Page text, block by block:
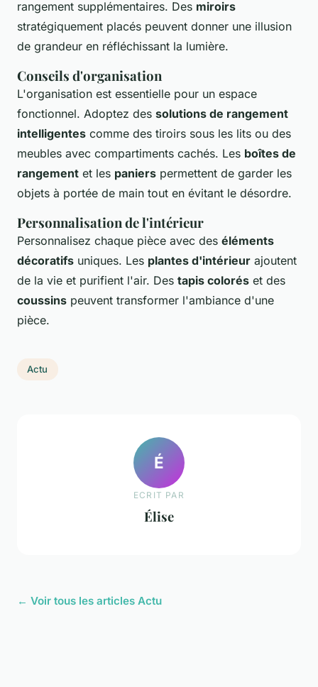
rangement supplémentaires. Des miroirs
stratégiquement placés peuvent donner une illusion
de grandeur en réfléchissant la lumière.
Conseils d'organisation
L'organisation est essentielle pour un espace
fonctionnel. Adoptez des solutions de rangement
intelligentes comme des tiroirs sous les lits ou des
meubles avec compartiments cachés. Les boîtes de
rangement et les paniers permettent de garder les
objets à portée de main tout en évitant le désordre.
Personnalisation de l'intérieur
Personnalisez chaque pièce avec des éléments
décoratifs uniques. Les plantes d'intérieur ajoutent
de la vie et purifient l'air. Des tapis colorés et des
coussins peuvent transformer l'ambiance d'une
pièce.
Actu
É
ECRIT PAR
Élise
← Voir tous les articles Actu